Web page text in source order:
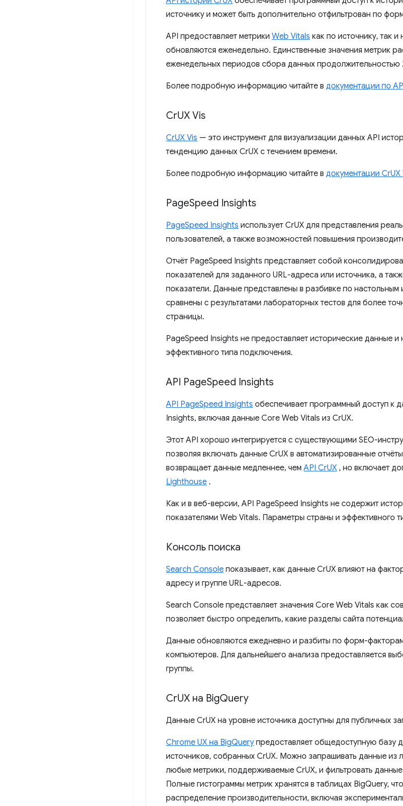
источнику и может быть дополнительно отфильтрован по
API предоставляет метрики Web Vitals как по источнику, так
обновляются еженедельно. Единственные значения метрик
еженедельных периодов сбора данных продолжительностью
Более подробную информацию читайте в документации по
CrUX Vis
CrUX Vis — это инструмент для визуализации данных API
тенденцию данных CrUX с течением времени.
Более подробную информацию читайте в документации CrUX
PageSpeed ​​Insights
PageSpeed ​​Insights использует CrUX для представления
пользователей, а также возможностей повышения
Отчёт PageSpeed ​​Insights представляет собой
показателей для заданного URL-адреса или источника, а
показатели. Данные представлены в разбивке по настольным
сравнены с результатами лабораторных тестов для более
страницы.
PageSpeed ​​Insights не предоставляет исторические данные
эффективного типа подключения.
API PageSpeed ​​Insights
API PageSpeed ​​Insights обеспечивает программный доступ к
Insights, включая данные Core Web Vitals из CrUX.
Этот API хорошо интегрируется с существующими SEO-
позволяя включать данные CrUX в автоматизированные
возвращает данные медленнее, чем API CrUX , но включает
Lighthouse .
Как и в веб-версии, API PageSpeed ​​Insights не содержит
показателями Web Vitals. Параметры страны и эффективного
Консоль поиска
Search Console показывает, как данные CrUX влияют на
адресу и группе URL-адресов.
Search Console представляет значения Core Web Vitals как
позволяет быстро определить, какие разделы сайта
Данные обновляются ежедневно и разбиты по форм-
компьютеров. Для дальнейшего анализа предоставляется
группы.
CrUX на BigQuery
Данные CrUX на уровне источника доступны для публичных
Chrome UX на BigQuery предоставляет общедоступную базу
источников, собранных CrUX. Можно запрашивать данные из
любые метрики, поддерживаемые CrUX, и фильтровать
Полные гистограммы метрик хранятся в таблицах BigQuery,
распределение производительности, включая